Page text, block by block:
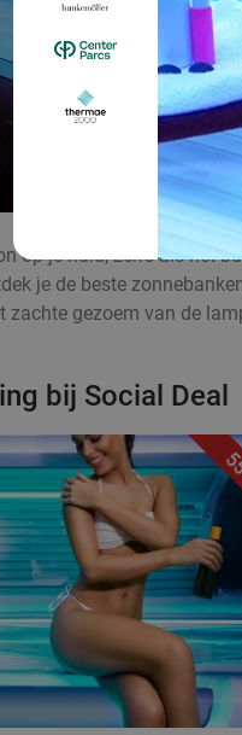
op je huid, zelfs als het
je de beste
zachte gezoem van de
bij Social Deal